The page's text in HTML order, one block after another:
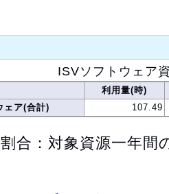
ISVソフトウェア
利用量(時)
ェア(合計)
107.49
合：対象資源一年間